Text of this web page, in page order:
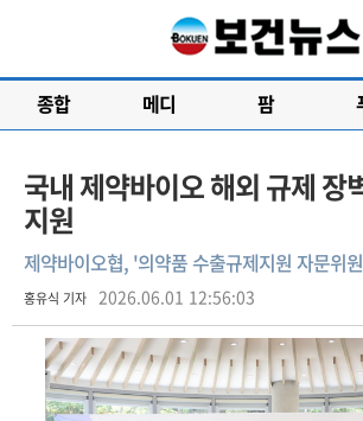
종합 메디 팜
국내 제약바이오 해외 규제 장
지원
제약바이오협, '의약품 수출규제지원 자문위
홍유식 기자 2026.06.01 12:56:03